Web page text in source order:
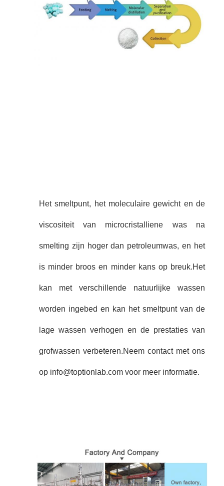
Het smeltpunt, het moleculaire gewicht en de
viscositeit van microcristalliene was na
smelting zijn hoger dan petroleumwas, en het
is minder broos en minder kans op breuk.Het
kan met verschillende natuurlijke wassen
worden ingebed en kan het smeltpunt van de
lage wassen verhogen en de prestaties van
grofwassen verbeteren.Neem contact met ons
op info@toptionlab.com voor meer informatie.